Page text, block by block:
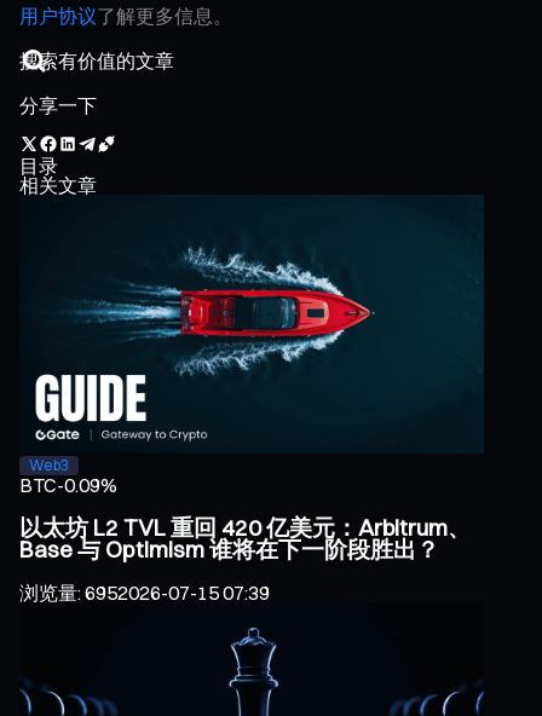
用户协议了解更多信息。
分享一下
目录
相关文章
Web3
BTC-0.09%
以太坊 L2 TVL 重回 420 亿美元：Arbitrum、
Base 与 Optimism 谁将在下一阶段胜出？
浏览量:6952026-07-15 07:39